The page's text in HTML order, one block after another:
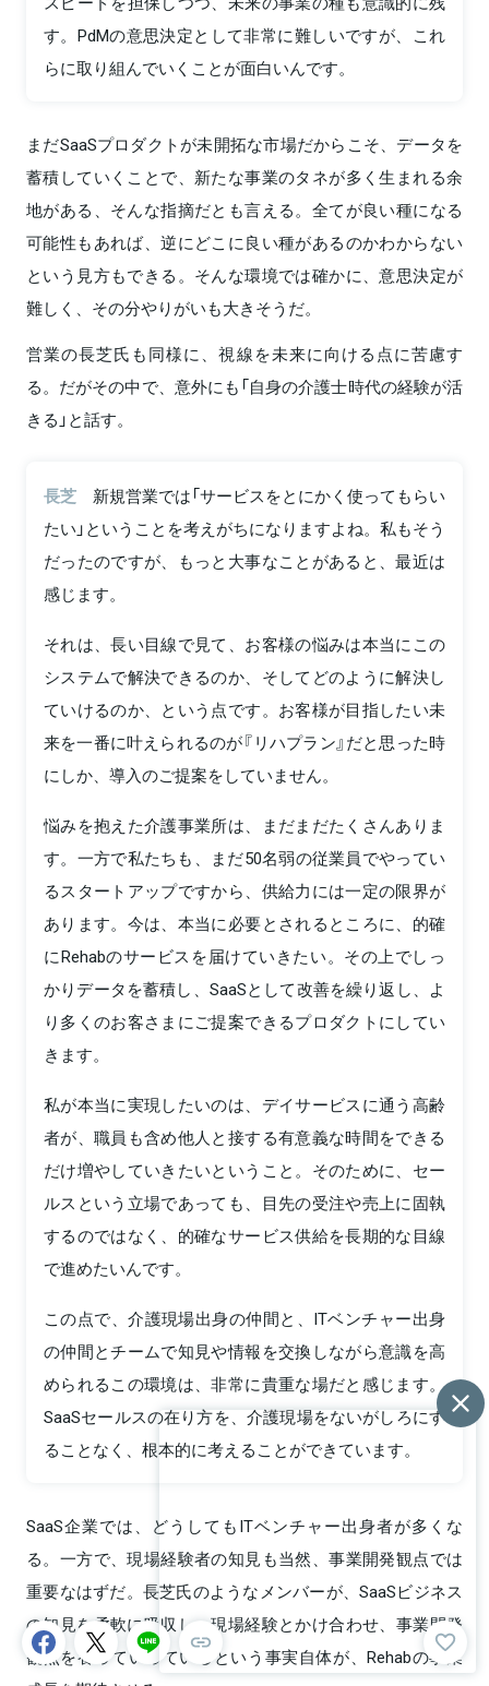
す。PdMの意思決定として非常に難しいですが、これ
らに取り組んでいくことが面白いんです。
まだSaaSプロダクトが未開拓な市場だからこそ、データを
蓄積していくことで、新たな事業のタネが多く生まれる余
地がある、そんな指摘だとも言える。全てが良い種になる
可能性もあれば、逆にどこに良い種があるのかわからない
という見方もできる。そんな環境では確かに、意思決定が
難しく、その分やりがいも大きそうだ。
営業の長芝氏も同様に、視線を未来に向ける点に苦慮す
る。だがその中で、意外にも「自身の介護士時代の経験が活
きる」と話す。
長芝
新規営業では「サービスをとにかく使ってもらい
たい」ということを考えがちになりますよね。私もそう
だったのですが、もっと大事なことがあると、最近は
感じます。
それは、長い目線で見て、お客様の悩みは本当にこの
システムで解決できるのか、そしてどのように解決し
ていけるのか、という点です。お客様が目指したい未
来を一番に叶えられるのが『リハプラン』だと思った時
にしか、導入のご提案をしていません。
悩みを抱えた介護事業所は、まだまだたくさんありま
す。一方で私たちも、まだ50名弱の従業員でやってい
るスタートアップですから、供給力には一定の限界が
あります。今は、本当に必要とされるところに、的確
にRehabのサービスを届けていきたい。その上でしっ
かりデータを蓄積し、SaaSとして改善を繰り返し、よ
り多くのお客さまにご提案できるプロダクトにしてい
きます。
私が本当に実現したいのは、デイサービスに通う高齢
者が、職員も含め他人と接する有意義な時間をできる
だけ増やしていきたいということ。そのために、セー
ルスという立場であっても、目先の受注や売上に固執
するのではなく、的確なサービス供給を長期的な目線
で進めたいんです。
この点で、介護現場出身の仲間と、ITベンチャー出身
の仲間とチームで知見や情報を交換しながら意識を高
められるこの環境は、非常に貴重な場だと感じます。
SaaSセールスの在り方を、介護現場をないがしろにす
ることなく、根本的に考えることができています。
SaaS企業では、どうしてもITベンチャー出身者が多くな
る。一方で、現場経験者の知見も当然、事業開発観点では
重要なはずだ。長芝氏のようなメンバーが、SaaSビジネス
の知見を柔軟に吸収し、現場経験とかけ合わせ、事業開発
観点を養っていっているという事実自体が、Rehabの事業